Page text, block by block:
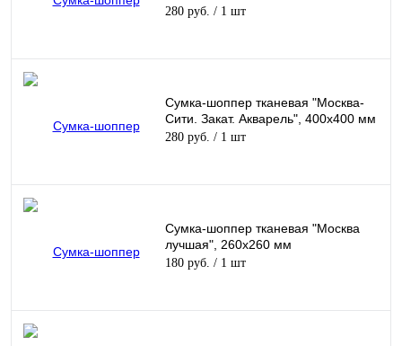
Акварель", 400х400 мм
280 руб. / 1 шт
Сумка-шоппер тканевая "Москва-
Сити. Закат. Акварель", 400х400 мм
280 руб. / 1 шт
Сумка-шоппер тканевая "Москва
лучшая", 260х260 мм
180 руб. / 1 шт